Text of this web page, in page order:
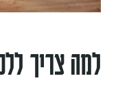
למה צריך